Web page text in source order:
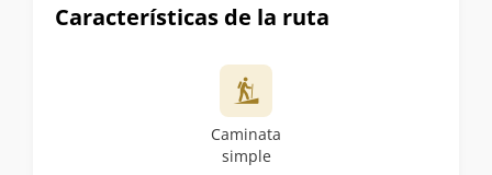
Características de la ruta
Caminata
simple